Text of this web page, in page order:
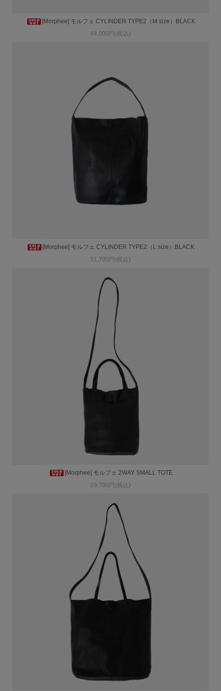
[Morphee] モルフェ CYLINDER TYPE2（M size）BLACK
44,000円(税込)
[Morphee] モルフェ CYLINDER TYPE2（L size）BLACK
51,700円(税込)
[Morphee] モルフェ 2WAY SMALL TOTE
29,700円(税込)